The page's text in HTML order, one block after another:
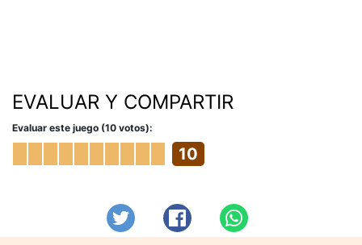
EVALUAR Y COMPARTIR
Evaluar este juego (10 votos):
10